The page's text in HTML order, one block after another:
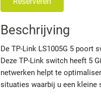
Beschrijving
De TP-Link LS1005G 5 poort
Deze TP-Link switch heeft 5
netwerken helpt te
situaties waarbij u een kleine